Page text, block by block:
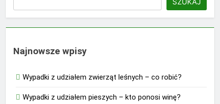
Najnowsze wpisy
Wypadki z udziałem zwierząt leśnych – co robić?
Wypadki z udziałem pieszych – kto ponosi winę?